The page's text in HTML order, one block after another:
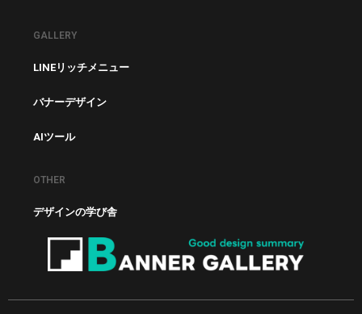
GALLERY
LINEリッチメニュー
バナーデザイン
AIツール
OTHER
デザインの学び舎